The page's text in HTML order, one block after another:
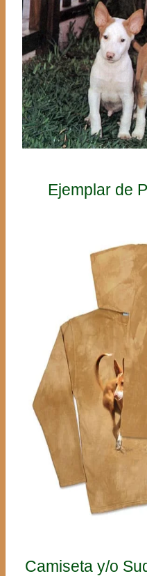
Ejemplar de
Camiseta y/o